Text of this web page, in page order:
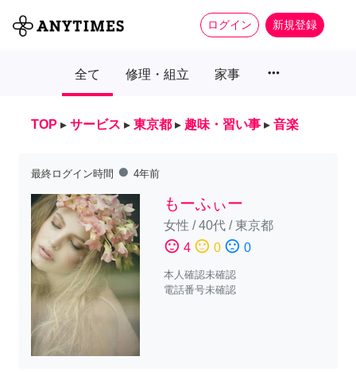
ログイン 新規登録
全て 修理・組立 家事 more_horiz
TOP ▸ サービス ▸ 東京都 ▸ 趣味・習い事 ▸ 音楽
最終ログイン時間 fiber_manual_record 4年前
もーふぃー
女性 /40代/東京都
sentiment_satisfied 4 sentiment_neutral 0 sentiment_dissatisfied 0
本人確認未確認
電話番号未確認